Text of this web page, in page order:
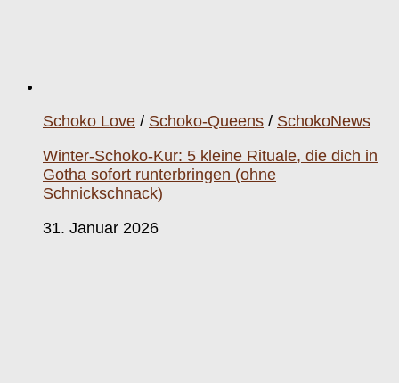
Schoko Love / Schoko-Queens / SchokoNews
Winter-Schoko-Kur: 5 kleine Rituale, die dich in
Gotha sofort runterbringen (ohne
Schnickschnack)
31. Januar 2026